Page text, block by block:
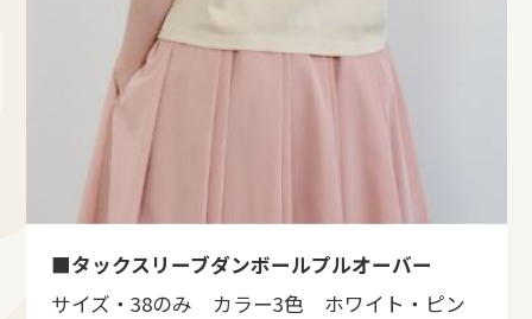
■タックスリーブダンボールプルオーバー
サイズ・38のみ カラー3色 ホワイト・ピン